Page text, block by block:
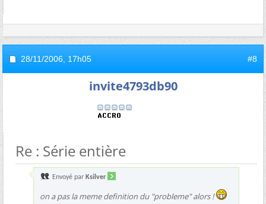
28/11/2006, 17h05 #8
invite4793db90
Re : Série entière
Envoyé par Ksilver
on a pas la meme definition du "probleme" alors !